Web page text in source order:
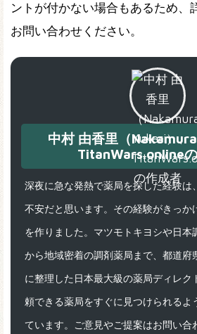
ントが付かない場合もあるため、
お問い合わせください。
中村 由香里（Nakamura
TitanWars.online
深夜に急な発熱で薬局を探した経験は
不安だと思います。その経験がきっか
を作りました。マツモトキヨシや日本
から地域密着の調剤薬局まで、都道府
に整理した日本最大級の薬局ディレク
頼できる薬局をすぐに見つけられるよ
ています。ご意見やご提案はお問い合